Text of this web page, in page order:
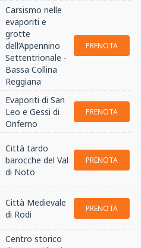
Carsismo nelle
evaporiti e
grotte
dell’Appennino
Settentrionale -
Bassa Collina
Reggiana
PRENOTA
Evaporiti di San
Leo e Gessi di
Onferno
PRENOTA
Città tardo
barocche del Val
di Noto
PRENOTA
Città Medievale
di Rodi
PRENOTA
Centro storico